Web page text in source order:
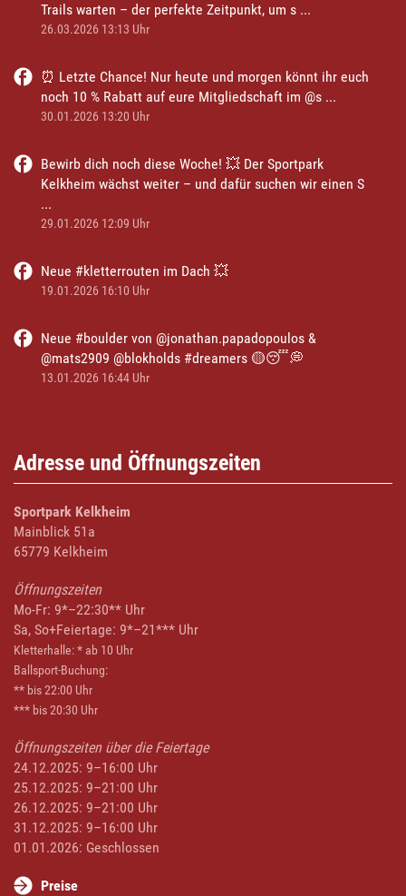
Trails warten – der perfekte Zeitpunkt, um s ...
26.03.2026 13:13 Uhr
⏰ Letzte Chance! Nur heute und morgen könnt ihr euch
noch 10 % Rabatt auf eure Mitgliedschaft im @s ...
30.01.2026 13:20 Uhr
Bewirb dich noch diese Woche! 💥 Der Sportpark
Kelkheim wächst weiter – und dafür suchen wir einen S
...
29.01.2026 12:09 Uhr
Neue #kletterrouten im Dach 💥
19.01.2026 16:10 Uhr
Neue #boulder von @jonathan.papadopoulos &
@mats2909 @blokholds #dreamers 🟡😴💭
13.01.2026 16:44 Uhr
Adresse und Öffnungszeiten
Sportpark Kelkheim
Mainblick 51a
65779 Kelkheim
Öffnungszeiten
Mo-Fr: 9*–22:30** Uhr
Sa, So+Feiertage: 9*–21*** Uhr
Kletterhalle: * ab 10 Uhr
Ballsport-Buchung:
** bis 22:00 Uhr
*** bis 20:30 Uhr
Öffnungszeiten über die Feiertage
24.12.2025: 9–16:00 Uhr
25.12.2025: 9–21:00 Uhr
26.12.2025: 9–21:00 Uhr
31.12.2025: 9–16:00 Uhr
01.01.2026: Geschlossen
Preise